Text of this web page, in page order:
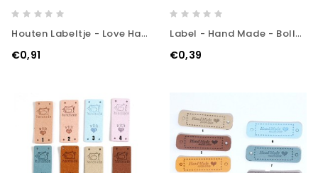
Houten Labeltje - Love Handmade
€0,91
Label - Hand Made - Bolletje Wol
€0,39